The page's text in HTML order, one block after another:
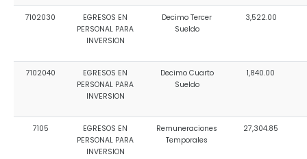
7102030
EGRESOS EN
PERSONAL PARA
INVERSION
Decimo Tercer
Sueldo
3,522.00
7102040
EGRESOS EN
PERSONAL PARA
INVERSION
Decimo Cuarto
Sueldo
1,840.00
7105
EGRESOS EN
PERSONAL PARA
INVERSION
Remuneraciones
Temporales
27,304.85